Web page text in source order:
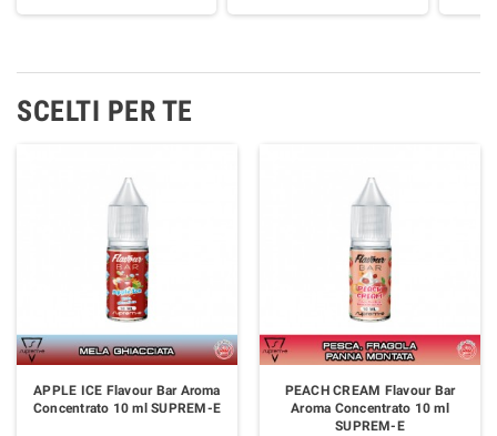
SCELTI PER TE
APPLE ICE Flavour Bar Aroma
Concentrato 10 ml SUPREM-E
PEACH CREAM Flavour Bar
Aroma Concentrato 10 ml
SUPREM-E